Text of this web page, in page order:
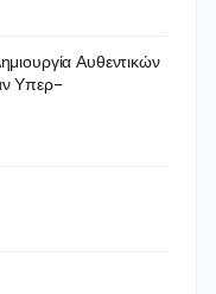
Αυθεντικών
Υπερ-